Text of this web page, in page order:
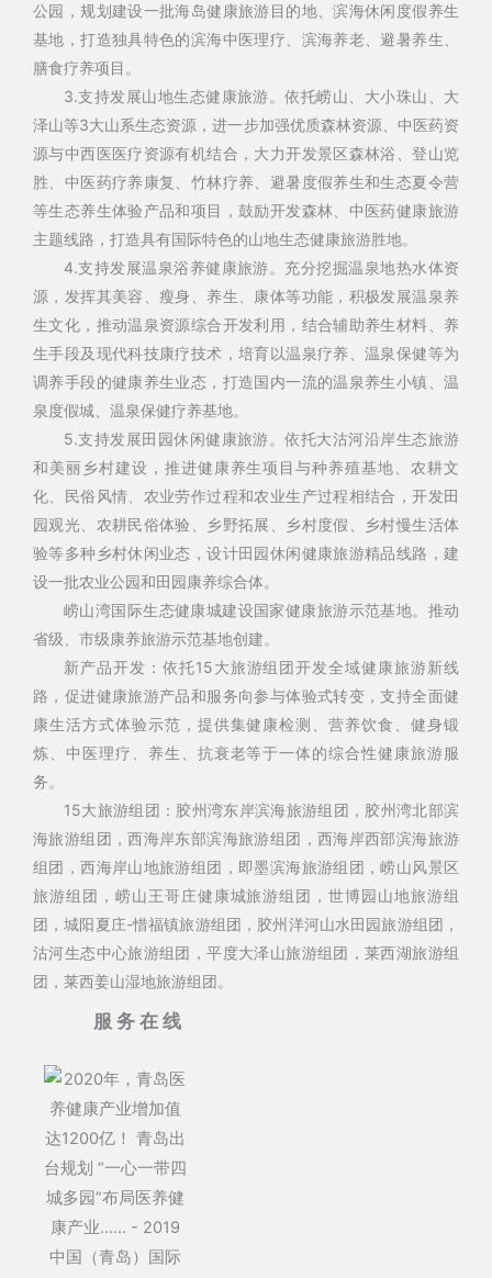
公园，规划建设一批海岛健康旅游目的地、滨海休闲度假养生
基地，打造独具特色的滨海中医理疗、滨海养老、避暑养生、
膳食疗养项目。
3.支持发展山地生态健康旅游。依托崂山、大小珠山、大
泽山等3大山系生态资源，进一步加强优质森林资源、中医药资
源与中西医医疗资源有机结合，大力开发景区森林浴、登山览
胜、中医药疗养康复、竹林疗养、避暑度假养生和生态夏令营
等生态养生体验产品和项目，鼓励开发森林、中医药健康旅游
主题线路，打造具有国际特色的山地生态健康旅游胜地。
4.支持发展温泉浴养健康旅游。充分挖掘温泉地热水体资
源，发挥其美容、瘦身、养生、康体等功能，积极发展温泉养
生文化，推动温泉资源综合开发利用，结合辅助养生材料、养
生手段及现代科技康疗技术，培育以温泉疗养、温泉保健等为
调养手段的健康养生业态，打造国内一流的温泉养生小镇、温
泉度假城、温泉保健疗养基地。
5.支持发展田园休闲健康旅游。依托大沽河沿岸生态旅游
和美丽乡村建设，推进健康养生项目与种养殖基地、农耕文
化、民俗风情、农业劳作过程和农业生产过程相结合，开发田
园观光、农耕民俗体验、乡野拓展、乡村度假、乡村慢生活体
验等多种乡村休闲业态，设计田园休闲健康旅游精品线路，建
设一批农业公园和田园康养综合体。
崂山湾国际生态健康城建设国家健康旅游示范基地。推动
省级、市级康养旅游示范基地创建。
新产品开发：依托15大旅游组团开发全域健康旅游新线
路，促进健康旅游产品和服务向参与体验式转变，支持全面健
康生活方式体验示范，提供集健康检测、营养饮食、健身锻
炼、中医理疗、养生、抗衰老等于一体的综合性健康旅游服
务。
15大旅游组团：胶州湾东岸滨海旅游组团，胶州湾北部滨
海旅游组团，西海岸东部滨海旅游组团，西海岸西部滨海旅游
组团，西海岸山地旅游组团，即墨滨海旅游组团，崂山风景区
旅游组团，崂山王哥庄健康城旅游组团，世博园山地旅游组
团，城阳夏庄-惜福镇旅游组团，胶州洋河山水田园旅游组团，
沽河生态中心旅游组团，平度大泽山旅游组团，莱西湖旅游组
团，莱西姜山湿地旅游组团。
服务在线